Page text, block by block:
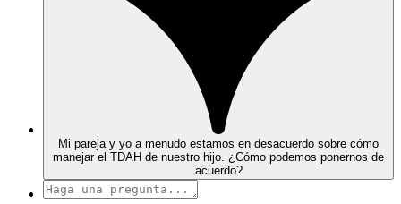
Mi pareja y yo a menudo estamos en desacuerdo sobre cómo
manejar el TDAH de nuestro hijo. ¿Cómo podemos ponernos de
acuerdo?